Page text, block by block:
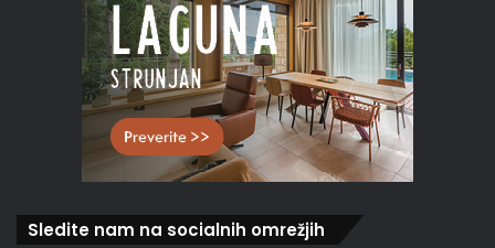
Sledite nam na socialnih omrežjih